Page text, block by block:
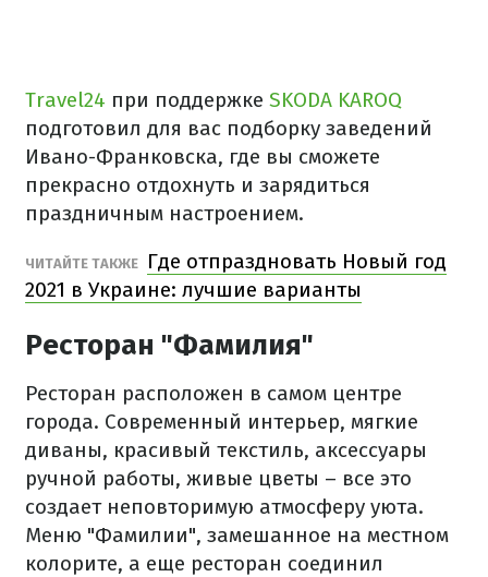
Travel24 при поддержке SKODA KAROQ
подготовил для вас подборку заведений
Ивано-Франковска, где вы сможете
прекрасно отдохнуть и зарядиться
праздничным настроением.
ЧИТАЙТЕ ТАКЖЕ
Где отпраздновать Новый год
2021 в Украине: лучшие варианты
Ресторан "Фамилия"
Ресторан расположен в самом центре
города. Современный интерьер, мягкие
диваны, красивый текстиль, аксессуары
ручной работы, живые цветы – все это
создает неповторимую атмосферу уюта.
Меню "Фамилии", замешанное на местном
колорите, а еще ресторан соединил